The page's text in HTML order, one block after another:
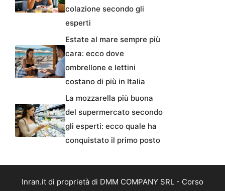
colazione secondo gli
esperti
Estate al mare sempre più
cara: ecco dove
ombrellone e lettini
costano di più in Italia
La mozzarella più buona
del supermercato secondo
gli esperti: ecco quale ha
conquistato il primo posto
Inran.it di proprietà di DMM COMPANY SRL - Corso